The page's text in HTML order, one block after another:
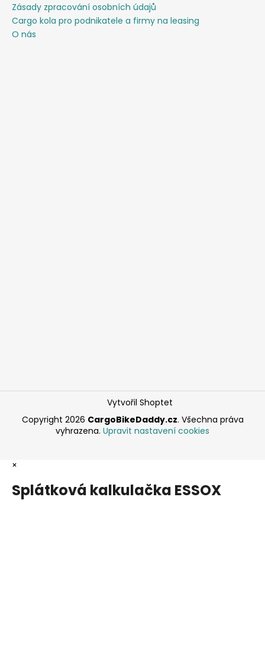
Zásady zpracování osobních údajů
Cargo kola pro podnikatele a firmy na leasing
O nás
Vytvořil Shoptet
Copyright 2026 CargoBikeDaddy.cz. Všechna práva
vyhrazena. Upravit nastavení cookies
×
Splátková kalkulačka ESSOX